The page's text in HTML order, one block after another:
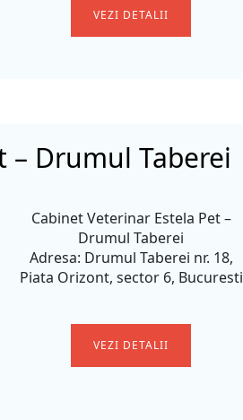
VEZI DETALII
– Drumul Taberei
Cabinet Veterinar Estela Pet –
Drumul Taberei
Adresa: Drumul Taberei nr. 18,
Piata Orizont, sector 6, Bucuresti
VEZI DETALII